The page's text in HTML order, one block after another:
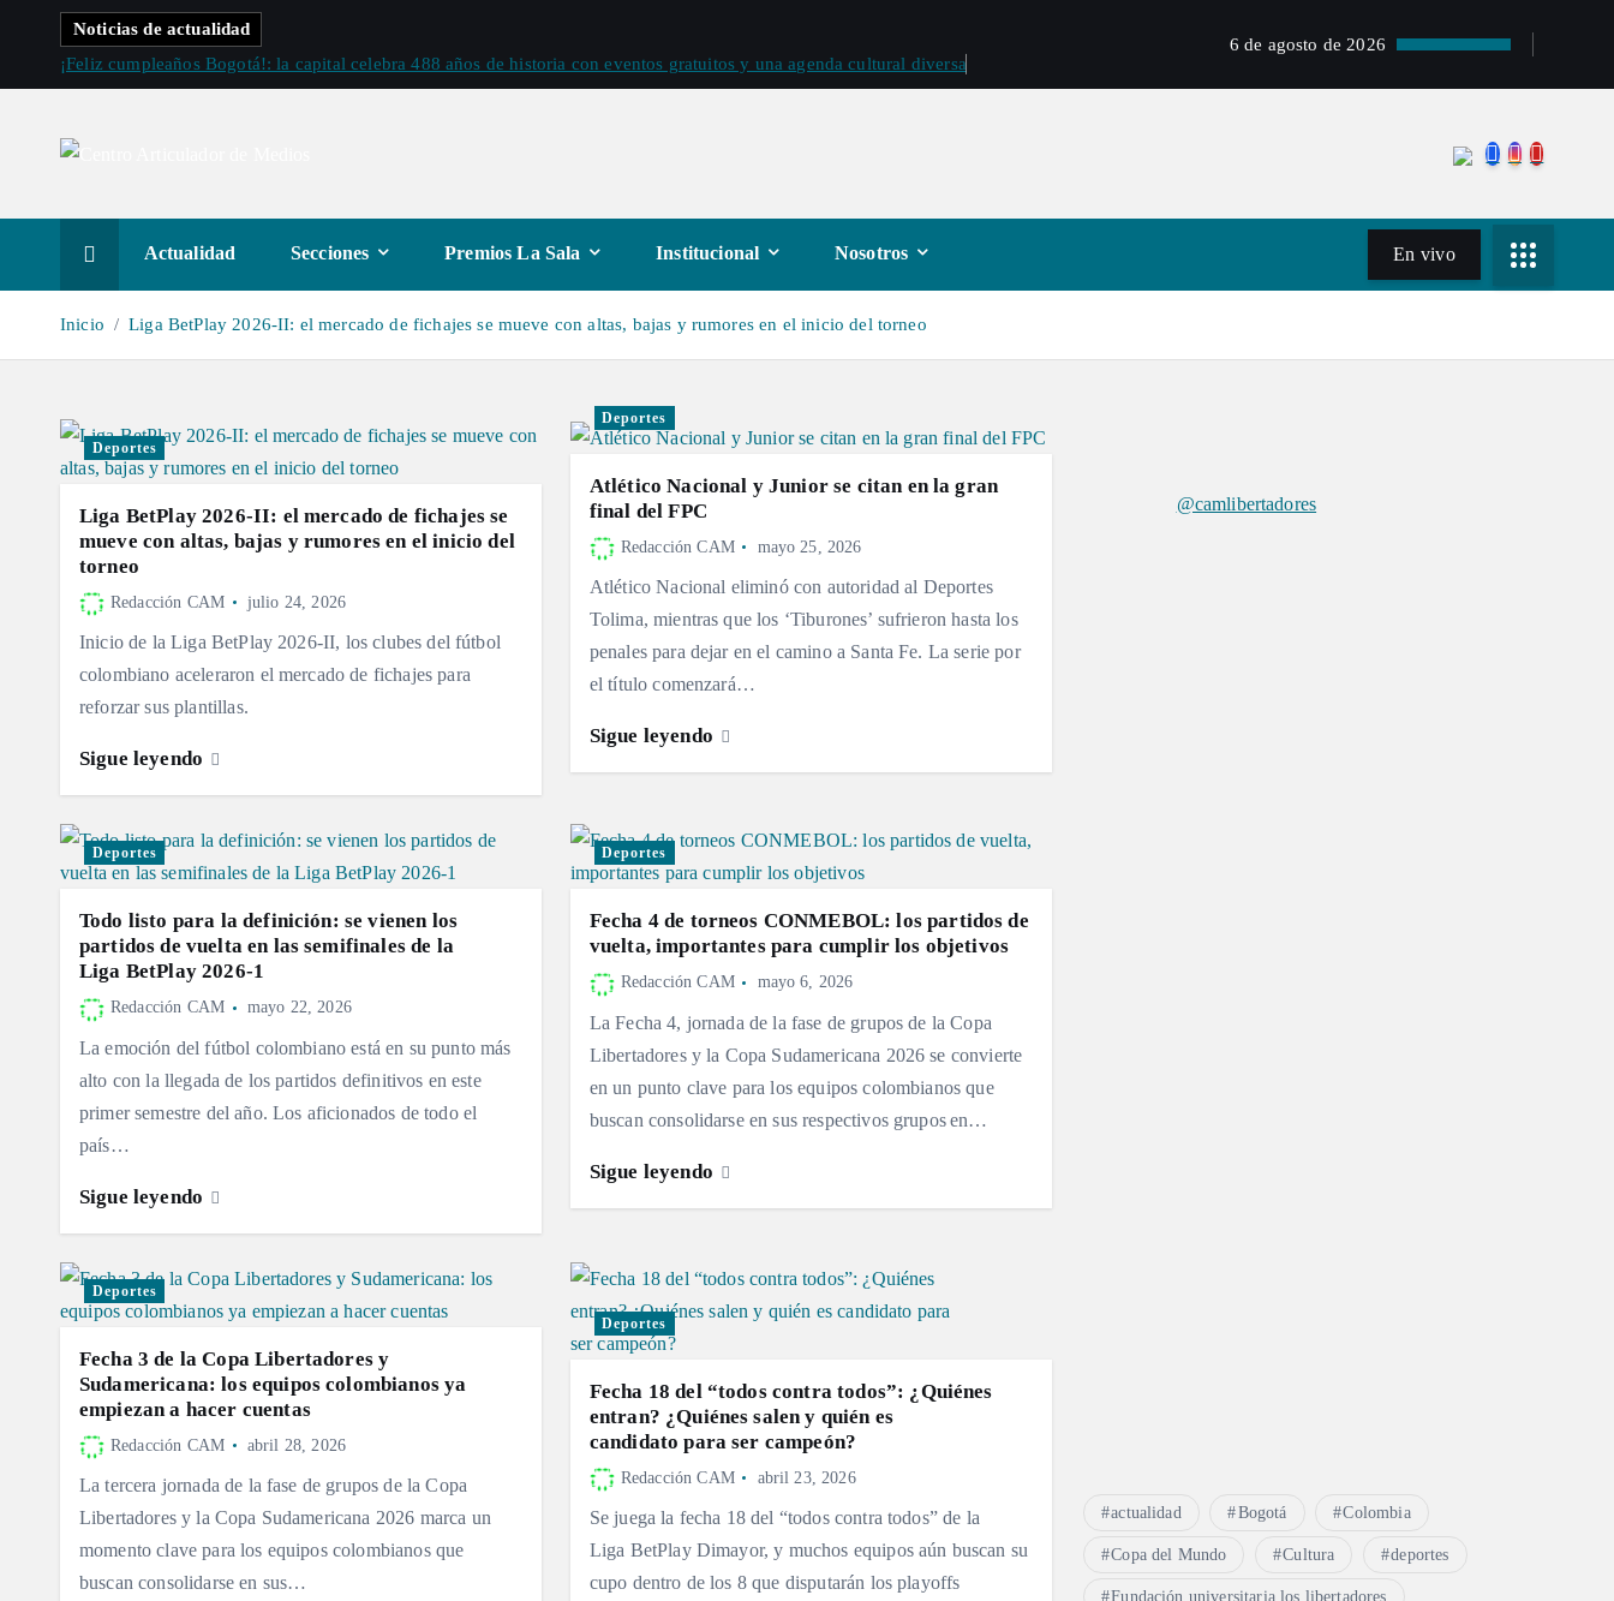
Noticias de actualidad
¡Feliz cumpleaños Bogotá!: la capital celebra 488 años de historia con eventos gratuitos y una agenda cultural diversa
6 de agosto de 2026
Actualidad Secciones Premios La Sala Institucional Nosotros En vivo
Inicio Liga BetPlay 2026-II: el mercado de fichajes se mueve con altas, bajas y rumores en el inicio del torneo
Deportes
Liga BetPlay 2026-II: el mercado de fichajes se
mueve con altas, bajas y rumores en el inicio del
torneo
Redacción CAM julio 24, 2026
Inicio de la Liga BetPlay 2026-II, los clubes del fútbol
colombiano aceleraron el mercado de fichajes para
reforzar sus plantillas.
Sigue leyendo
Deportes
Atlético Nacional y Junior se citan en la gran
final del FPC
Redacción CAM mayo 25, 2026
Atlético Nacional eliminó con autoridad al Deportes
Tolima, mientras que los ‘Tiburones’ sufrieron hasta los
penales para dejar en el camino a Santa Fe. La serie por
el título comenzará…
Sigue leyendo
Deportes
Todo listo para la definición: se vienen los
partidos de vuelta en las semifinales de la
Liga BetPlay 2026-1
Redacción CAM mayo 22, 2026
La emoción del fútbol colombiano está en su punto más
alto con la llegada de los partidos definitivos en este
primer semestre del año. Los aficionados de todo el
país…
Sigue leyendo
Deportes
Fecha 4 de torneos CONMEBOL: los partidos de
vuelta, importantes para cumplir los objetivos
Redacción CAM mayo 6, 2026
La Fecha 4, jornada de la fase de grupos de la Copa
Libertadores y la Copa Sudamericana 2026 se convierte
en un punto clave para los equipos colombianos que
buscan consolidarse en sus respectivos grupos en…
Sigue leyendo
Deportes
Fecha 3 de la Copa Libertadores y
Sudamericana: los equipos colombianos ya
empiezan a hacer cuentas
Redacción CAM abril 28, 2026
La tercera jornada de la fase de grupos de la Copa
Libertadores y la Copa Sudamericana 2026 marca un
momento clave para los equipos colombianos que
buscan consolidarse en sus…
Deportes
Fecha 18 del “todos contra todos”: ¿Quiénes
entran? ¿Quiénes salen y quién es
candidato para ser campeón?
Redacción CAM abril 23, 2026
Se juega la fecha 18 del “todos contra todos” de la
Liga BetPlay Dimayor, y muchos equipos aún buscan su
cupo dentro de los 8 que disputarán los playoffs
@camlibertadores
actualidad Bogotá Colombia
Copa del Mundo Cultura deportes
Fundación universitaria los libertadores